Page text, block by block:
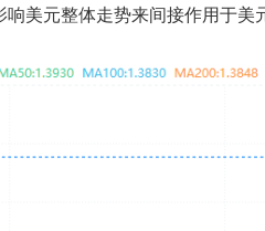
美元整体走势来间接作用于美